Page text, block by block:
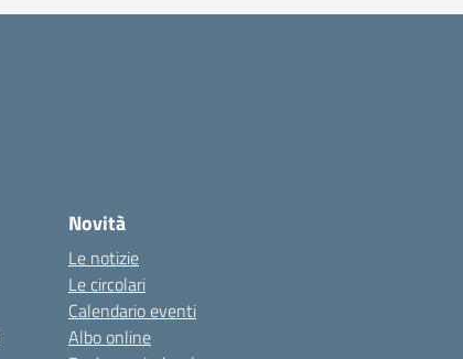
Novità
Le notizie
Le circolari
Calendario eventi
Albo online